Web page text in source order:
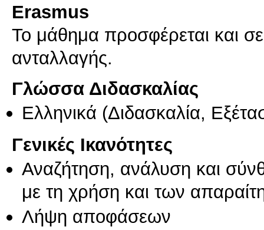
Erasmus
Το μάθημα προσφέρεται και
ανταλλαγής.
Γλώσσα Διδασκαλίας
Ελληνικά (Διδασκαλία,
Γενικές Ικανότητες
Αναζήτηση, ανάλυση και
με τη χρήση και των
Λήψη αποφάσεων